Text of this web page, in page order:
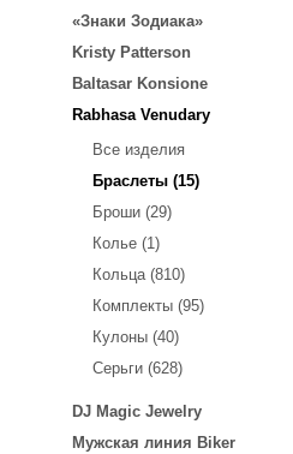
«Знаки Зодиака»
Kristy Patterson
Baltasar Konsione
Rabhasa Venudary
Все изделия
Браслеты (15)
Броши (29)
Колье (1)
Кольца (810)
Комплекты (95)
Кулоны (40)
Серьги (628)
DJ Magic Jewelry
Мужская линия Biker